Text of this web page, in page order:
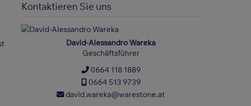
Kontaktieren Sie uns
David-Alessandro Wareka
Geschäftsführer
0664 118 1889
0664 513 9739
david.wareka@warestone.at